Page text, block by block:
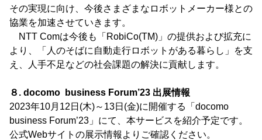
その実現に向け、今後さまざまなロボットメーカー様との
協業を加速させていきます。
NTT Comは今後も「RobiCo(TM)」の提供および拡充に
より、「人のそばに自動走行ロボットがある暮らし」を支
え、人手不足などの社会課題の解決に貢献します。
８. docomo business Forum’23 出展情報
2023年10月12日(木)～13日(金)に開催する「docomo
business Forum’23」にて、本サービスを紹介予定です。
公式Webサイトの展示情報よりご確認ください。